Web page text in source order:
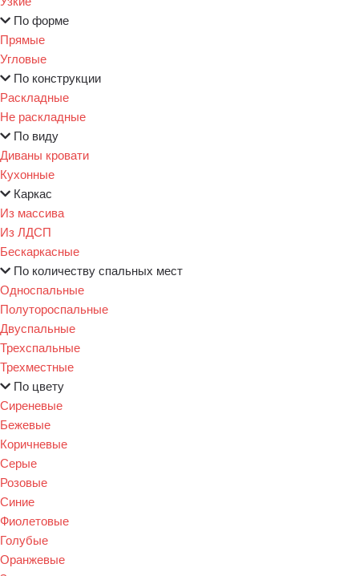
По форме
Прямые
Угловые
По конструкции
Раскладные
Не раскладные
По виду
Диваны кровати
Кухонные
Каркас
Из массива
Из ЛДСП
Бескаркасные
По количеству спальных мест
Односпальные
Полутороспальные
Двуспальные
Трехспальные
Трехместные
По цвету
Сиреневые
Бежевые
Коричневые
Серые
Розовые
Синие
Фиолетовые
Голубые
Оранжевые